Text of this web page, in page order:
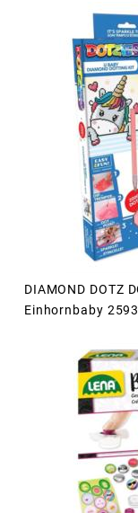
DIAMOND DOTZ
Einhornbaby